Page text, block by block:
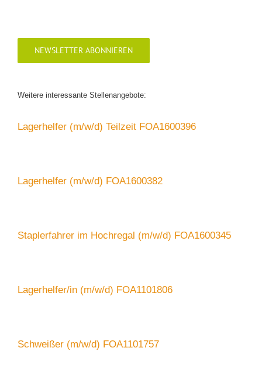
NEWSLETTER ABONNIEREN
Weitere interessante Stellenangebote:
Lagerhelfer (m/w/d) Teilzeit FOA1600396
Lagerhelfer (m/w/d) FOA1600382
Staplerfahrer im Hochregal (m/w/d) FOA1600345
Lagerhelfer/in (m/w/d) FOA1101806
Schweißer (m/w/d) FOA1101757